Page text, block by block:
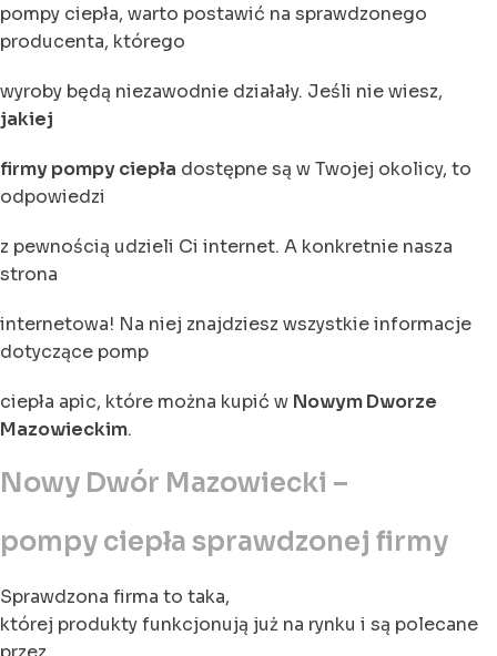
pompy ciepła, warto postawić na sprawdzonego
producenta, którego
wyroby będą niezawodnie działały. Jeśli nie wiesz,
jakiej
firmy pompy ciepła dostępne są w Twojej okolicy, to
odpowiedzi
z pewnością udzieli Ci internet. A konkretnie nasza
strona
internetowa! Na niej znajdziesz wszystkie informacje
dotyczące pomp
ciepła apic, które można kupić w Nowym Dworze
Mazowieckim.
Nowy Dwór Mazowiecki –
pompy ciepła sprawdzonej firmy
Sprawdzona firma to taka,
której produkty funkcjonują już na rynku i są polecane